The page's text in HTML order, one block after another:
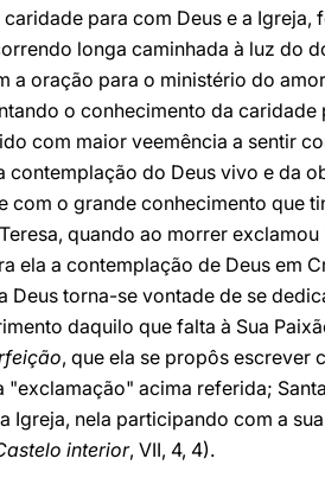
para com Deus e a Igreja,
longa caminhada à luz do
oração para o ministério do
o conhecimento da caridade
com maior veemência a sentir
contemplação do Deus vivo e da
o grande conhecimento que
quando ao morrer
ela a contemplação de Deus em
torna-se vontade de se
daquilo que falta à Sua
, que ela se propôs escrever
acima referida;
nela participando com a
interior, VII, 4, 4).